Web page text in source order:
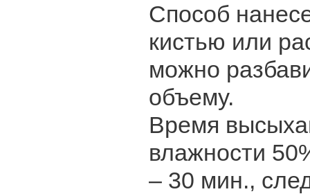
Способ
кистью или
можно
объему.
Время
влажности
– 30 мин.,